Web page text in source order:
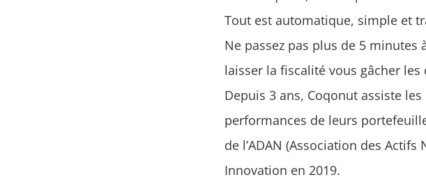
Tout est automatique, simple et
Ne passez pas plus de 5 minutes
laisser la fiscalité vous gâcher les
Depuis 3 ans, Coqonut assiste
performances de leurs
de l’ADAN (Association des
Innovation en 2019.